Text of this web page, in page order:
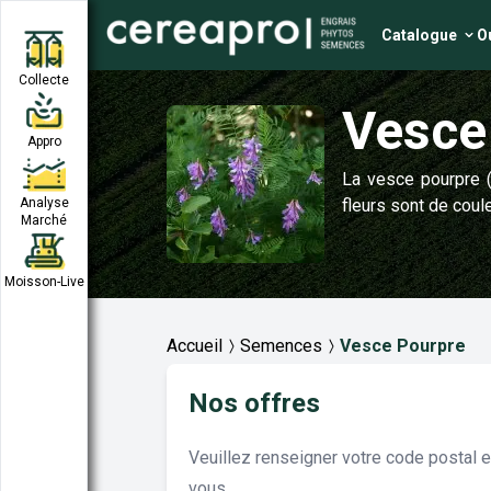
Collecte
Appro
Analyse
Marché
Moisson-Live
Catalogue
La vesce pourpre
fleurs sont de
Accueil Semences Vesce Pourpre
Nos offres
Veuillez renseigner votre code postal